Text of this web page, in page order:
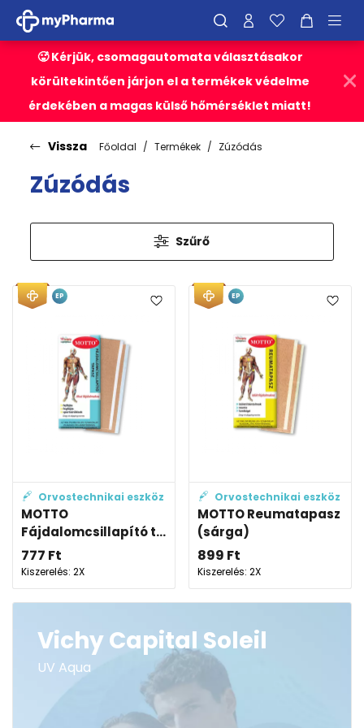
🥵 Kérjük, csomagautomata választásakor
körültekintően járjon el a termékek védelme
érdekében a magas külső hőmérséklet miatt!
Vissza Főoldal Termékek Zúzódás
Zúzódás
Szűrő
Orvostechnikai eszköz
MOTTO
Fájdalomcsillapító t...
777 Ft
Kiszerelés: 2X
EP
Orvostechnikai eszköz
MOTTO Reumatapasz
(sárga)
899 Ft
Kiszerelés: 2X
EP
Vichy Capital Soleil
UV Aqua